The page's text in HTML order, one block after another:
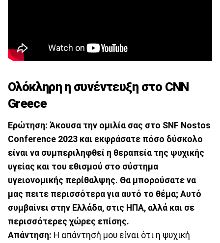
Ολόκληρη η συνέντευξη στο CNN
Greece
Ερώτηση: Άκουσα την ομιλία σας στο SNF Nostos
Conference 2023 και εκφράσατε πόσο δύσκολο
είναι να συμπεριληφθεί η θεραπεία της ψυχικής
υγείας και του εθισμού στο σύστημα
υγειονομικής περίθαλψης. Θα μπορούσατε να
μας πειτε περισσότερα για αυτό το θέμα; Αυτό
συμβαίνει στην Ελλάδα, στις ΗΠΑ, αλλά και σε
περισσότερες χώρες επίσης.
Απάντηση: Η απάντησή μου είναι ότι η ψυχική